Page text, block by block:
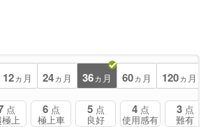
12ヵ月 24ヵ月 36ヵ月 60ヵ月 120ヵ月
点
極上
6 点
極上車
5 点
良好
4 点
使用感有
3 点
難有